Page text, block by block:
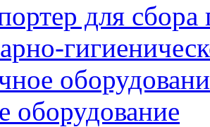
для
оборудование